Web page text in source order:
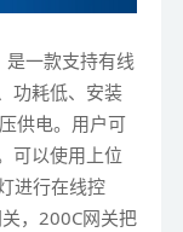
是一款支持有线
功耗低、安装
供电。用户可
可以使用上位
进行在线控
，200C网关把